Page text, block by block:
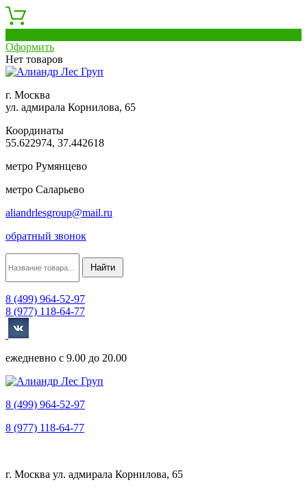
Оформить
Нет товаров
г. Москва
ул. адмирала Корнилова, 65
Координаты
55.622974, 37.442618
метро Румянцево
метро Саларьево
aliandrlesgroup@mail.ru
обратный звонок
8 (499) 964-52-97
8 (977) 118-64-77
ежедневно с 9.00 до 20.00
8 (499) 964-52-97
8 (977) 118-64-77
г. Москва ул. адмирала Корнилова, 65